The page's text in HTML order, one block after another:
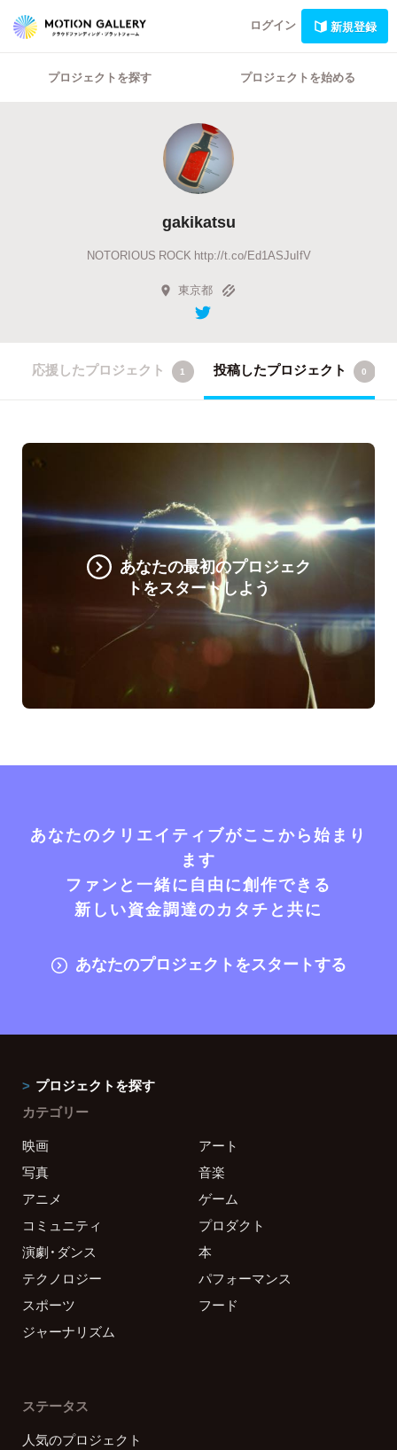
ログイン 新規登録
プロジェクトを探す プロジェクトを始める
gakikatsu
NOTORIOUS ROCK http://t.co/Ed1ASJuIfV
東京都
応援したプロジェクト 1 投稿したプロジェクト 0
あなたの最初のプロジェク
トをスタートしよう
あなたのクリエイティブがここから始まり
ます
ファンと一緒に自由に創作できる
新しい資金調達のカタチと共に
あなたのプロジェクトをスタートする
プロジェクトを探す
カテゴリー
映画
アート
写真
音楽
アニメ
ゲーム
コミュニティ
プロダクト
演劇・ダンス
本
テクノロジー
パフォーマンス
スポーツ
フード
ジャーナリズム
ステータス
人気のプロジェクト